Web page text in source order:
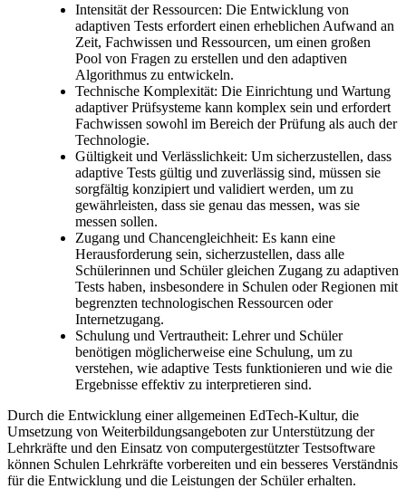
Intensität der Ressourcen: Die Entwicklung von
adaptiven Tests erfordert einen erheblichen Aufwand an
Zeit, Fachwissen und Ressourcen, um einen großen
Pool von Fragen zu erstellen und den adaptiven
Algorithmus zu entwickeln.
Technische Komplexität: Die Einrichtung und Wartung
adaptiver Prüfsysteme kann komplex sein und erfordert
Fachwissen sowohl im Bereich der Prüfung als auch der
Technologie.
Gültigkeit und Verlässlichkeit: Um sicherzustellen, dass
adaptive Tests gültig und zuverlässig sind, müssen sie
sorgfältig konzipiert und validiert werden, um zu
gewährleisten, dass sie genau das messen, was sie
messen sollen.
Zugang und Chancengleichheit: Es kann eine
Herausforderung sein, sicherzustellen, dass alle
Schülerinnen und Schüler gleichen Zugang zu adaptiven
Tests haben, insbesondere in Schulen oder Regionen mit
begrenzten technologischen Ressourcen oder
Internetzugang.
Schulung und Vertrautheit: Lehrer und Schüler
benötigen möglicherweise eine Schulung, um zu
verstehen, wie adaptive Tests funktionieren und wie die
Ergebnisse effektiv zu interpretieren sind.
Durch die Entwicklung einer allgemeinen EdTech-Kultur, die
Umsetzung von Weiterbildungsangeboten zur Unterstützung der
Lehrkräfte und den Einsatz von computergestützter Testsoftware
können Schulen Lehrkräfte vorbereiten und ein besseres Verständnis
für die Entwicklung und die Leistungen der Schüler erhalten.